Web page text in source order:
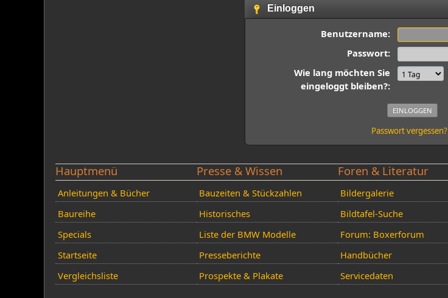
Einloggen
Benutzername:
Passwort:
Wie lang möchten Sie
eingeloggt bleiben?:
Passwort vergessen?
Hauptmenü
Anleitungen & Bücher
Baureihe
Specials
Startseite
Vergleichsliste
Presse & Wissen
Bauzeiten & Stückzahlen
Historisches
Liste der BMW Modelle
Presseberichte
Prospekte & Plakate
Foren & Literatur
Bildergalerie
Bildtafel-Suche
Forum: Boxerforum
Handbücher
Servicedaten